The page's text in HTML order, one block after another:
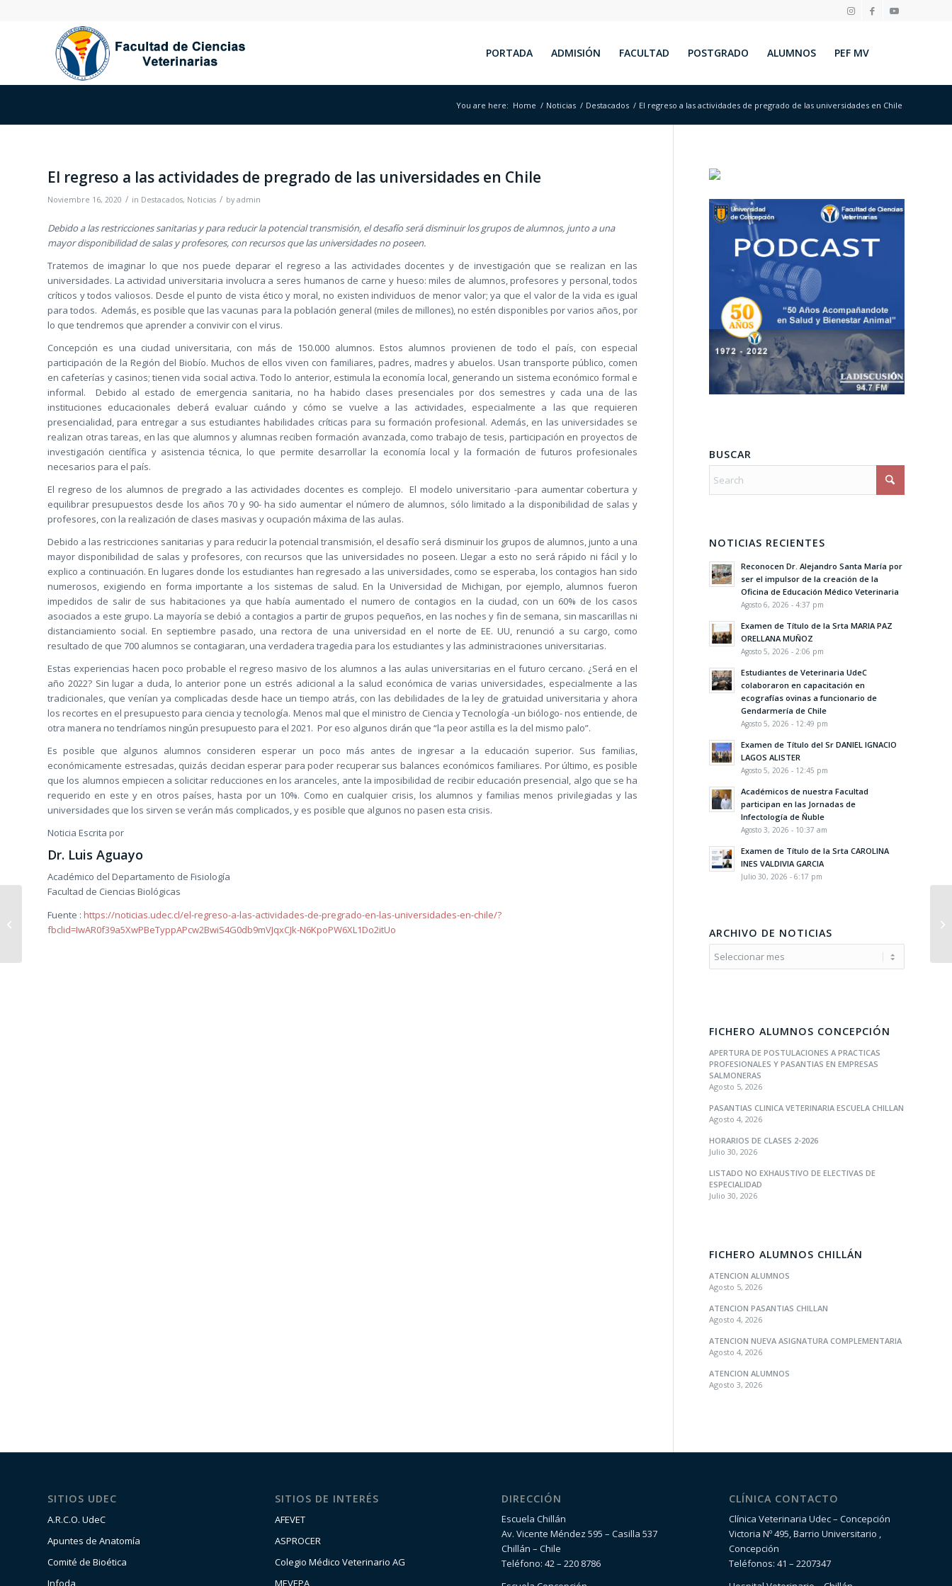
PORTADA ADMISIÓN FACULTAD POSTGRADO ALUMNOS PEF MV
You are here: Home / Noticias / Destacados / El regreso a las actividades de pregrado de las universidades en Chile
El regreso a las actividades de pregrado de las universidades en Chile
Noviembre 16, 2020 / in Destacados, Noticias / by admin
Debido a las restricciones sanitarias y para reducir la potencial transmisión, el desafío será disminuir los grupos de alumnos, junto a una
mayor disponibilidad de salas y profesores, con recursos que las universidades no poseen.
Tratemos de imaginar lo que nos puede deparar el regreso a las actividades docentes y de investigación que se realizan en las
universidades. La actividad universitaria involucra a seres humanos de carne y hueso: miles de alumnos, profesores y personal, todos
críticos y todos valiosos. Desde el punto de vista ético y moral, no existen individuos de menor valor; ya que el valor de la vida es igual
para todos. Además, es posible que las vacunas para la población general (miles de millones), no estén disponibles por varios años, por
lo que tendremos que aprender a convivir con el virus.
Concepción es una ciudad universitaria, con más de 150.000 alumnos. Estos alumnos provienen de todo el país, con especial
participación de la Región del Biobío. Muchos de ellos viven con familiares, padres, madres y abuelos. Usan transporte público, comen
en cafeterías y casinos; tienen vida social activa. Todo lo anterior, estimula la economía local, generando un sistema económico formal e
informal. Debido al estado de emergencia sanitaria, no ha habido clases presenciales por dos semestres y cada una de las
instituciones educacionales deberá evaluar cuándo y cómo se vuelve a las actividades, especialmente a las que requieren
presencialidad, para entregar a sus estudiantes habilidades críticas para su formación profesional. Además, en las universidades se
realizan otras tareas, en las que alumnos y alumnas reciben formación avanzada, como trabajo de tesis, participación en proyectos de
investigación científica y asistencia técnica, lo que permite desarrollar la economía local y la formación de futuros profesionales
necesarios para el país.
El regreso de los alumnos de pregrado a las actividades docentes es complejo. El modelo universitario -para aumentar cobertura y
equilibrar presupuestos desde los años 70 y 90- ha sido aumentar el número de alumnos, sólo limitado a la disponibilidad de salas y
profesores, con la realización de clases masivas y ocupación máxima de las aulas.
Debido a las restricciones sanitarias y para reducir la potencial transmisión, el desafío será disminuir los grupos de alumnos, junto a una
mayor disponibilidad de salas y profesores, con recursos que las universidades no poseen. Llegar a esto no será rápido ni fácil y lo
explico a continuación. En lugares donde los estudiantes han regresado a las universidades, como se esperaba, los contagios han sido
numerosos, exigiendo en forma importante a los sistemas de salud. En la Universidad de Michigan, por ejemplo, alumnos fueron
impedidos de salir de sus habitaciones ya que había aumentado el numero de contagios en la ciudad, con un 60% de los casos
asociados a este grupo. La mayoría se debió a contagios a partir de grupos pequeños, en las noches y fin de semana, sin mascarillas ni
distanciamiento social. En septiembre pasado, una rectora de una universidad en el norte de EE. UU, renunció a su cargo, como
resultado de que 700 alumnos se contagiaran, una verdadera tragedia para los estudiantes y las administraciones universitarias.
Estas experiencias hacen poco probable el regreso masivo de los alumnos a las aulas universitarias en el futuro cercano. ¿Será en el
año 2022? Sin lugar a duda, lo anterior pone un estrés adicional a la salud económica de varias universidades, especialmente a las
tradicionales, que venían ya complicadas desde hace un tiempo atrás, con las debilidades de la ley de gratuidad universitaria y ahora
los recortes en el presupuesto para ciencia y tecnología. Menos mal que el ministro de Ciencia y Tecnología -un biólogo- nos entiende, de
otra manera no tendríamos ningún presupuesto para el 2021. Por eso algunos dirán que “la peor astilla es la del mismo palo”.
Es posible que algunos alumnos consideren esperar un poco más antes de ingresar a la educación superior. Sus familias,
económicamente estresadas, quizás decidan esperar para poder recuperar sus balances económicos familiares. Por último, es posible
que los alumnos empiecen a solicitar reducciones en los aranceles, ante la imposibilidad de recibir educación presencial, algo que se ha
requerido en este y en otros países, hasta por un 10%. Como en cualquier crisis, los alumnos y familias menos privilegiadas y las
universidades que los sirven se verán más complicados, y es posible que algunos no pasen esta crisis.
Noticia Escrita por
Dr. Luis Aguayo
Académico del Departamento de Fisiología
Facultad de Ciencias Biológicas
Fuente : https://noticias.udec.cl/el-regreso-a-las-actividades-de-pregrado-en-las-universidades-en-chile/?
fbclid=IwAR0f39a5XwPBeTyppAPcw2BwiS4G0db9mVJqxCJk-N6KpoPW6XL1Do2itUo
BUSCAR
NOTICIAS RECIENTES
Reconocen Dr. Alejandro Santa María por
ser el impulsor de la creación de la
Oficina de Educación Médico Veterinaria
Agosto 6, 2026 - 4:37 pm
Examen de Título de la Srta MARIA PAZ
ORELLANA MUÑOZ
Agosto 5, 2026 - 2:06 pm
Estudiantes de Veterinaria UdeC
colaboraron en capacitación en
ecografías ovinas a funcionario de
Gendarmería de Chile
Agosto 5, 2026 - 12:49 pm
Examen de Título del Sr DANIEL IGNACIO
LAGOS ALISTER
Agosto 5, 2026 - 12:45 pm
Académicos de nuestra Facultad
participan en las Jornadas de
Infectología de Ñuble
Agosto 3, 2026 - 10:37 am
Examen de Título de la Srta CAROLINA
INES VALDIVIA GARCIA
Julio 30, 2026 - 6:17 pm
ARCHIVO DE NOTICIAS
FICHERO ALUMNOS CONCEPCIÓN
APERTURA DE POSTULACIONES A PRACTICAS
PROFESIONALES Y PASANTIAS EN EMPRESAS
SALMONERAS
Agosto 5, 2026
PASANTIAS CLINICA VETERINARIA ESCUELA CHILLAN
Agosto 4, 2026
HORARIOS DE CLASES 2-2026
Julio 30, 2026
LISTADO NO EXHAUSTIVO DE ELECTIVAS DE
ESPECIALIDAD
Julio 30, 2026
FICHERO ALUMNOS CHILLÁN
ATENCION ALUMNOS
Agosto 5, 2026
ATENCION PASANTIAS CHILLAN
Agosto 4, 2026
ATENCION NUEVA ASIGNATURA COMPLEMENTARIA
Agosto 4, 2026
ATENCION ALUMNOS
Agosto 3, 2026
SITIOS UDEC
A.R.C.O. UdeC
Apuntes de Anatomía
Comité de Bioética
Infoda
SITIOS DE INTERÉS
AFEVET
ASPROCER
Colegio Médico Veterinario AG
MEVEPA
DIRECCIÓN
Escuela Chillán
Av. Vicente Méndez 595 – Casilla 537
Chillán – Chile
Teléfono: 42 – 220 8786
CLÍNICA CONTACTO
Clínica Veterinaria Udec – Concepción
Victoria Nº 495, Barrio Universitario ,
Concepción
Teléfonos: 41 – 2207347
consejo de rectores de
las universidades